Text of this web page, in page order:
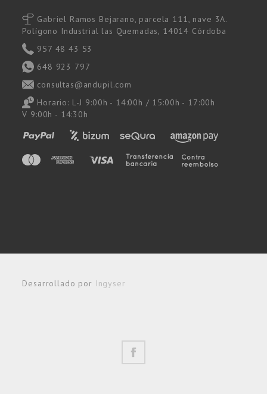
Gabriel Ramos Bejarano, parcela 111, nave 3A.
Polígono Industrial las Quemadas, 14014 Córdoba
957 48 43 53
648 923 797
consultas@andupil.com
Horario: L-J 9:00h - 14:00h / 15:00h - 17:00h
V 9:00h - 14:30h
Desarrollado por Ingyser